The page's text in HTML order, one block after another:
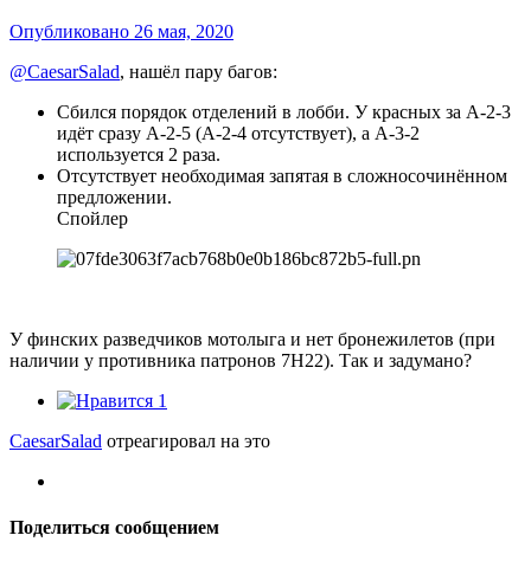
Опубликовано 26 мая, 2020
@CaesarSalad, нашёл пару багов:
Сбился порядок отделений в лобби. У красных за А-2-3
идёт сразу А-2-5 (А-2-4 отсутствует), а А-3-2
используется 2 раза.
Отсутствует необходимая запятая в сложносочинённом
предложении.
Спойлер
У финских разведчиков мотолыга и нет бронежилетов (при
наличии у противника патронов 7Н22). Так и задумано?
1
CaesarSalad отреагировал на это
Поделиться сообщением